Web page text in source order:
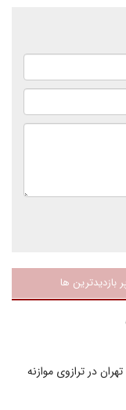
بازدیدترین ها
در ترازوی موازنه